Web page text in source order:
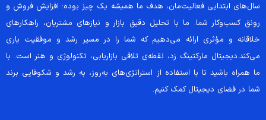
سال‌های ابتدایی فعالیت‌مان، هدف ما همیشه یک چیز بوده: افزایش فروش و
رونق کسب‌وکار شما. ما با تحلیل دقیق بازار و نیازهای مشتریان، راهکارهای
خلاقانه و مؤثری ارائه می‌دهیم که شما را در مسیر رشد و موفقیت یاری
می‌کند.دیجیتال مارکتینگ زد، نقطه‌ی تلاقی بازاریابی، تکنولوژی و هنر است. با
ما همراه باشید تا با استفاده از استراتژی‌های به‌روز، به رشد و شکوفایی برند
شما در فضای دیجیتال کمک کنیم.